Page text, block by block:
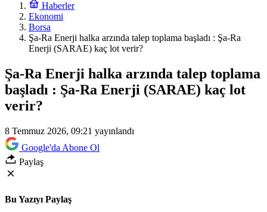
Haberler
Ekonomi
Borsa
Şa-Ra Enerji halka arzında talep toplama başladı : Şa-Ra
Enerji (SARAE) kaç lot verir?
Şa-Ra Enerji halka arzında talep toplama
başladı : Şa-Ra Enerji (SARAE) kaç lot
verir?
8 Temmuz 2026, 09:21 yayınlandı
Google'da Abone Ol
Paylaş
Bu Yazıyı Paylaş